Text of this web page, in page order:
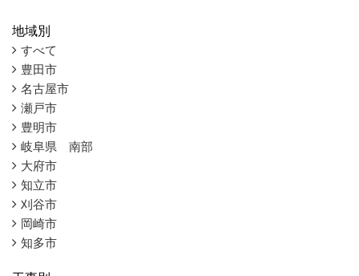
地域別
すべて
豊田市
名古屋市
瀬戸市
豊明市
岐阜県 南部
大府市
知立市
刈谷市
岡崎市
知多市